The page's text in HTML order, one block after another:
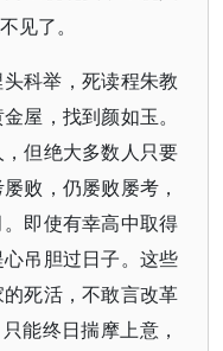
见了。
科举，死读程朱教
屋，找到颜如玉。
但绝大多数人只要
败，仍屡败屡考，
即使有幸高中取得
吊胆过日子。这些
死活，不敢言改革
能终日揣摩上意，